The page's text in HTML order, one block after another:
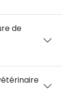
de